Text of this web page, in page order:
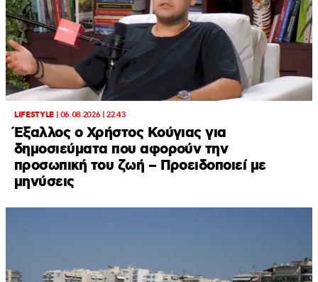
LIFESTYLE| 06.08.2026 | 22:43
Έξαλλος ο Χρήστος Κούγιας για
δημοσιεύματα που αφορούν την
προσωπική του ζωή – Προειδοποιεί με
μηνύσεις